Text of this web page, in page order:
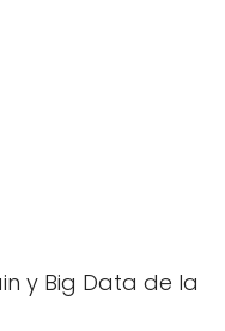
y Big Data de la